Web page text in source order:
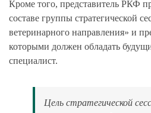
Кроме того, представитель РКФ
составе группы стратегической
ветеринарного направления» и
которыми должен обладать
специалист.
Цель стратегической